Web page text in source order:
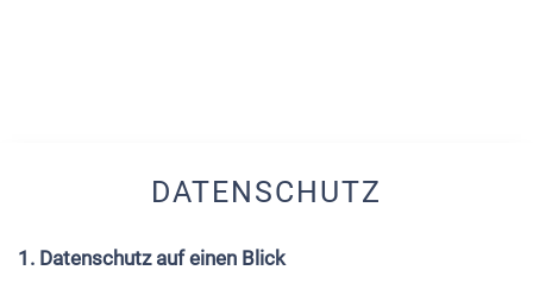
DATENSCHUTZ
1. Datenschutz auf einen Blick